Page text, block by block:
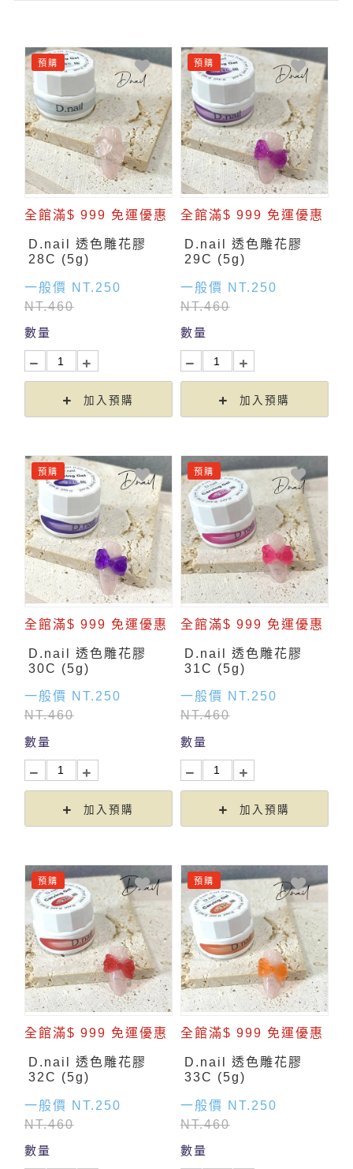
預購
全館滿$ 999 免運優惠
D.nail 透色雕花膠
28C (5g)
一般價 NT.250
NT.460
數量
加入預購
預購
全館滿$ 999 免運優惠
D.nail 透色雕花膠
29C (5g)
一般價 NT.250
NT.460
數量
加入預購
預購
全館滿$ 999 免運優惠
D.nail 透色雕花膠
30C (5g)
一般價 NT.250
NT.460
數量
加入預購
預購
全館滿$ 999 免運優惠
D.nail 透色雕花膠
31C (5g)
一般價 NT.250
NT.460
數量
加入預購
預購
全館滿$ 999 免運優惠
D.nail 透色雕花膠
32C (5g)
一般價 NT.250
NT.460
數量
預購
全館滿$ 999 免運優惠
D.nail 透色雕花膠
33C (5g)
一般價 NT.250
NT.460
數量